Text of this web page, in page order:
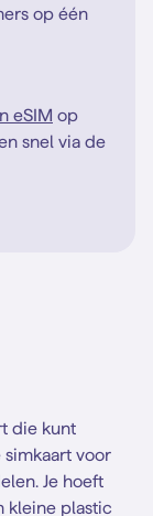
op één
eSIM op
snel via de
die kunt
voor
Je hoeft
kleine plastic